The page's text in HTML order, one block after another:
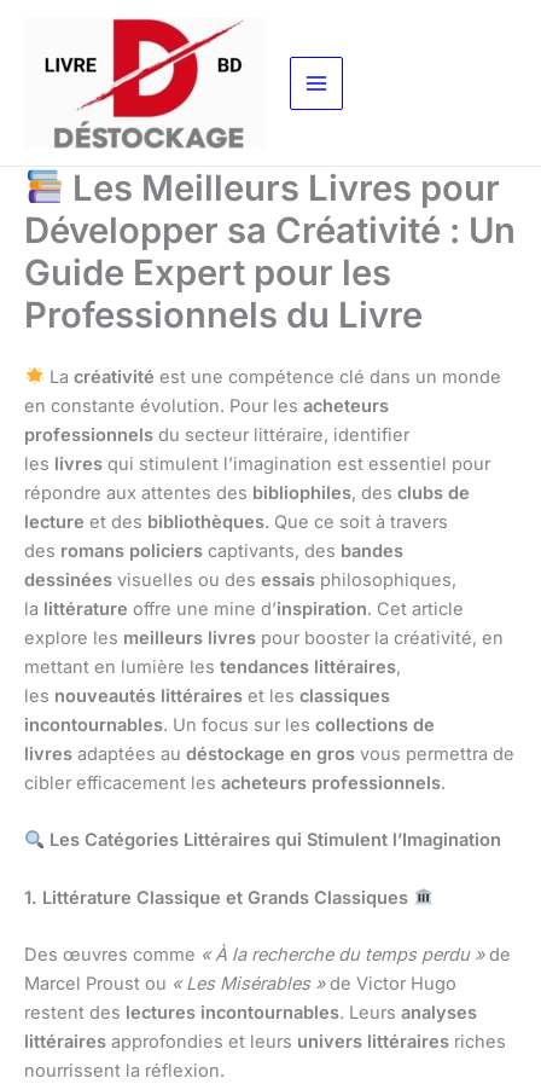
contenu
Les Meilleurs Livres pour
Développer sa Créativité : Un
Guide Expert pour les
Professionnels du Livre
La créativité est une compétence clé dans un monde
en constante évolution. Pour les acheteurs
professionnels du secteur littéraire, identifier
les livres qui stimulent l’imagination est essentiel pour
répondre aux attentes des bibliophiles, des clubs de
lecture et des bibliothèques. Que ce soit à travers
des romans policiers captivants, des bandes
dessinées visuelles ou des essais philosophiques,
la littérature offre une mine d’inspiration. Cet article
explore les meilleurs livres pour booster la créativité, en
mettant en lumière les tendances littéraires,
les nouveautés littéraires et les classiques
incontournables. Un focus sur les collections de
livres adaptées au déstockage en gros vous permettra de
cibler efficacement les acheteurs professionnels.
Les Catégories Littéraires qui Stimulent l’Imagination
1. Littérature Classique et Grands Classiques
Des œuvres comme « À la recherche du temps perdu »de
Marcel Proust ou « Les Misérables »de Victor Hugo
restent des lectures incontournables. Leurs analyses
littéraires approfondies et leurs univers littéraires riches
nourrissent la réflexion.